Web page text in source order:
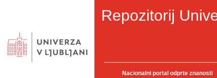
Repozitorij
Nacionalni portal odprte znanosti